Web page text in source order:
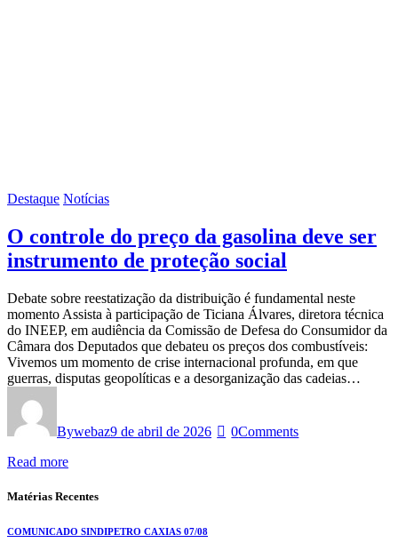
Destaque Notícias
O controle do preço da gasolina deve ser
instrumento de proteção social
Debate sobre reestatização da distribuição é fundamental neste
momento Assista à participação de Ticiana Álvares, diretora técnica
do INEEP, em audiência da Comissão de Defesa do Consumidor da
Câmara dos Deputados que debateu os preços dos combustíveis:
Vivemos um momento de crise internacional profunda, em que
guerras, disputas geopolíticas e a desorganização das cadeias…
Bywebaz9 de abril de 2026 0Comments
Read more
Matérias Recentes
COMUNICADO SINDIPETRO CAXIAS 07/08